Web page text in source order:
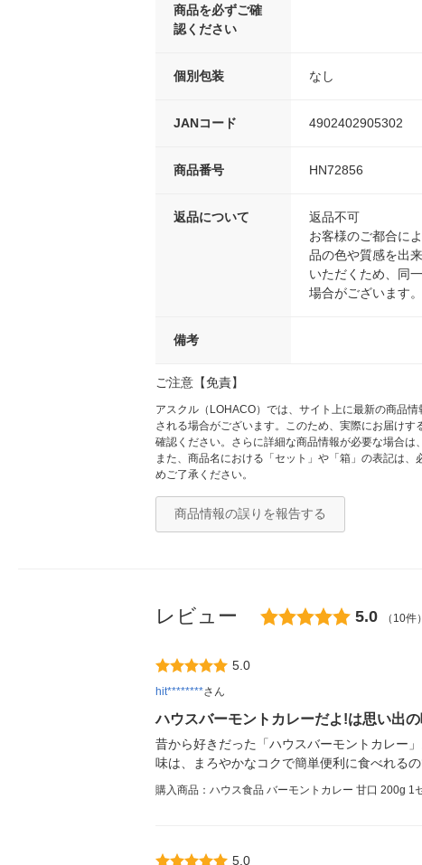
商品を必ずご確
認ください
個別包装 なし
JANコード 4902402905302
商品番号 HN72856
返品について
返品不可
お客様のご都合に
品の色や質感を出
いただくため、同
場合がございます
備考
ご注意【免責】
アスクル（LOHACO）では、サイト上に最新の商品
される場合がございます。このため、実際にお届け
確認ください。さらに詳細な商品情報が必要な場合は
また、商品名における「セット」や「箱」の表記は
めご了承ください。
商品情報の誤りを報告する
レビュー 5.0 （10件）
5.0
hit********さん
ハウスバーモントカレーだよ!は思い出
昔から好きだった「ハウスバーモントカレー
味は、まろやかなコクで簡単便利に食べれる
購入商品：ハウス食品 バーモントカレー 甘口 200g 1
5.0